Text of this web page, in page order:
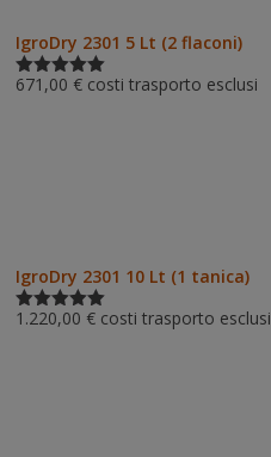
IgroDry 2301 5 Lt (2 flaconi)
Valutato
671,00 € costi trasporto esclusi
IgroDry 2301 10 Lt (1 tanica)
Valutato
1.220,00 € costi trasporto esclusi